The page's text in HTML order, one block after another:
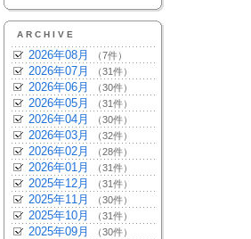
ARCHIVE
2026年08月 （7件）
2026年07月 （31件）
2026年06月 （30件）
2026年05月 （31件）
2026年04月 （30件）
2026年03月 （32件）
2026年02月 （28件）
2026年01月 （31件）
2025年12月 （31件）
2025年11月 （30件）
2025年10月 （31件）
2025年09月 （30件）